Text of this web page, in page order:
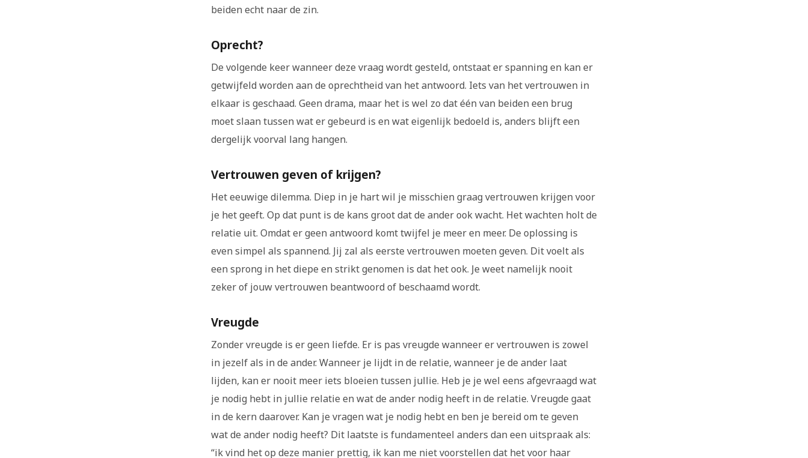
beiden echt naar de zin.
Oprecht?
De volgende keer wanneer deze vraag wordt gesteld, ontstaat er spanning en kan er
getwijfeld worden aan de oprechtheid van het antwoord. Iets van het vertrouwen in
elkaar is geschaad. Geen drama, maar het is wel zo dat één van beiden een brug
moet slaan tussen wat er gebeurd is en wat eigenlijk bedoeld is, anders blijft een
dergelijk voorval lang hangen.
Vertrouwen geven of krijgen?
Het eeuwige dilemma. Diep in je hart wil je misschien graag vertrouwen krijgen voor
je het geeft. Op dat punt is de kans groot dat de ander ook wacht. Het wachten holt de
relatie uit. Omdat er geen antwoord komt twijfel je meer en meer. De oplossing is
even simpel als spannend. Jij zal als eerste vertrouwen moeten geven. Dit voelt als
een sprong in het diepe en strikt genomen is dat het ook. Je weet namelijk nooit
zeker of jouw vertrouwen beantwoord of beschaamd wordt.
Vreugde
Zonder vreugde is er geen liefde. Er is pas vreugde wanneer er vertrouwen is zowel
in jezelf als in de ander. Wanneer je lijdt in de relatie, wanneer je de ander laat
lijden, kan er nooit meer iets bloeien tussen jullie. Heb je je wel eens afgevraagd wat
je nodig hebt in jullie relatie en wat de ander nodig heeft in de relatie. Vreugde gaat
in de kern daarover. Kan je vragen wat je nodig hebt en ben je bereid om te geven
wat de ander nodig heeft? Dit laatste is fundamenteel anders dan een uitspraak als:
“ik vind het op deze manier prettig, ik kan me niet voorstellen dat het voor haar